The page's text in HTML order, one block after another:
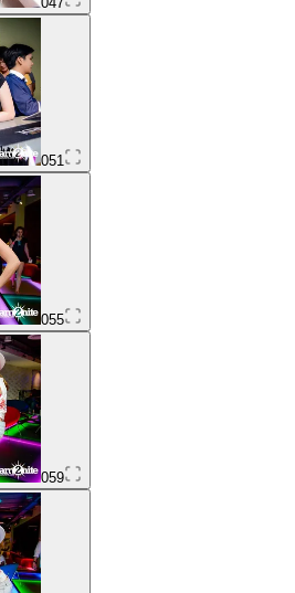
051
055
059